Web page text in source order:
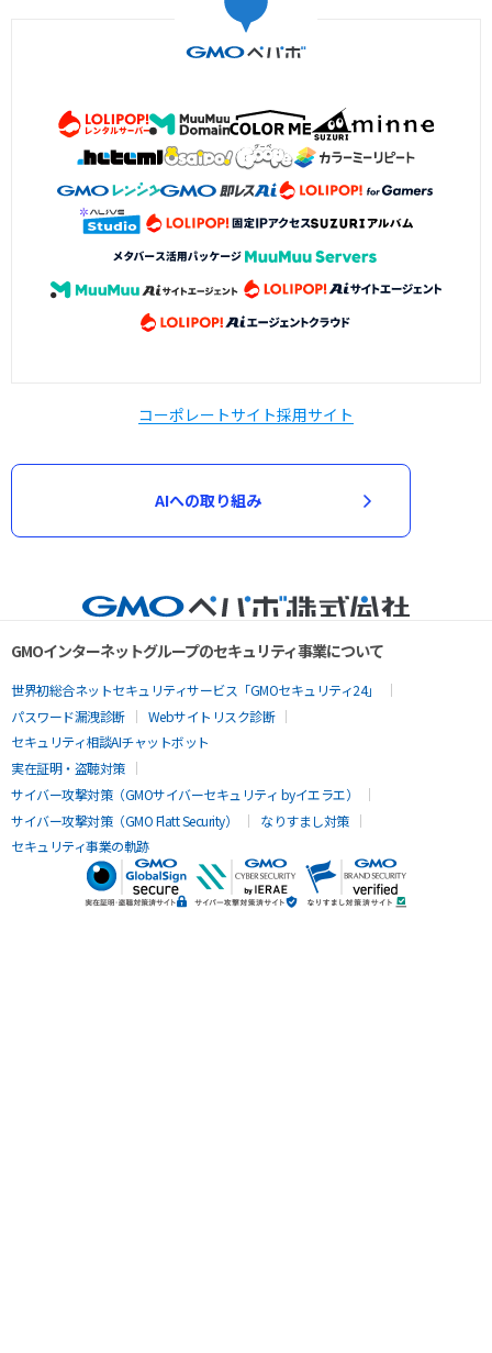
コーポレートサイト採用サイト
AIへの取り組み
GMOインターネットグループのセキュリティ事業について
世界初総合ネットセキュリティサービス「GMOセキュリティ24」
パスワード漏洩診断
Webサイトリスク診断
セキュリティ相談AIチャットボット
実在証明・盗聴対策
サイバー攻撃対策（GMOサイバーセキュリティ byイエラエ）
サイバー攻撃対策（GMO Flatt Security）
なりすまし対策
セキュリティ事業の軌跡